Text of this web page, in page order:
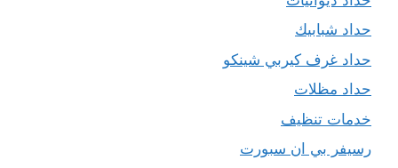
حداد شبابيك
حداد غرف كيربي شينكو
حداد مظلات
خدمات تنظيف
رسيفر بي ان سبورت